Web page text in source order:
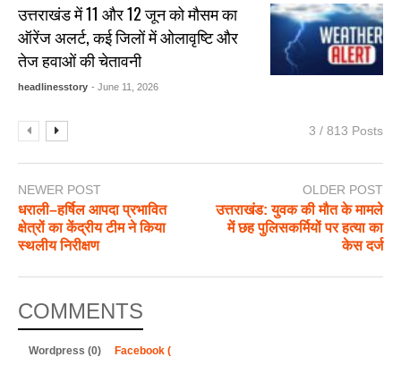
उत्तराखंड में 11 और 12 जून को मौसम का
ऑरेंज अलर्ट, कई जिलों में ओलावृष्टि और
तेज हवाओं की चेतावनी
headlinesstory - June 11, 2026
3 / 813 Posts
NEWER POST
धराली–हर्षिल आपदा प्रभावित
क्षेत्रों का केंद्रीय टीम ने किया
स्थलीय निरीक्षण
OLDER POST
उत्तराखंड: युवक की मौत के मामले
में छह पुलिसकर्मियों पर हत्या का
केस दर्ज
COMMENTS
Wordpress (0) Facebook (